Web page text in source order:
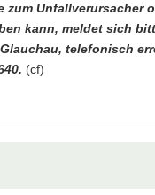
zum Unfallverursacher
kann, meldet sich
telefonisch
(cf)